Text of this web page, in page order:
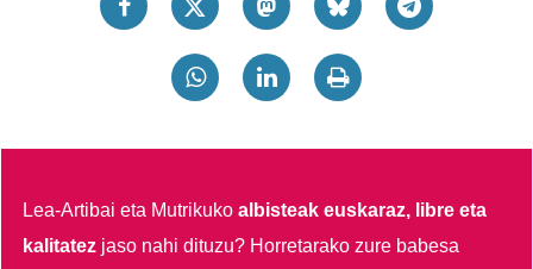
Lea-Artibai eta Mutrikukoalbisteak euskaraz, libre eta
kalitatez jaso nahi dituzu? Horretarako zure babesa